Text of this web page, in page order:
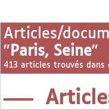
Articles/
" Paris, Seine"
413 articles trouvés dans